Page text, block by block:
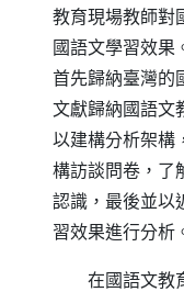
教育現場教師對
國語文學習效果
首先歸納臺灣的
文獻歸納國語文
以建構分析架構
構訪談問卷，了
認識，最後並以
習效果進行分析
在國語文教育